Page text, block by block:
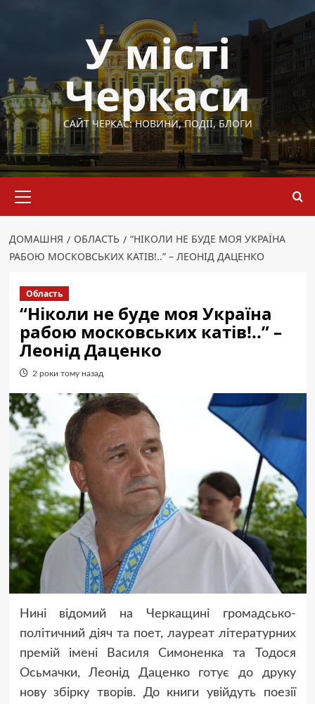
У місті
Черкаси
САЙТ ЧЕРКАС: НОВИНИ, ПОДІЇ, БЛОГИ
меню
ДОМАШНЯ ОБЛАСТЬ
“НІКОЛИ НЕ БУДЕ МОЯ УКРАЇНА
РАБОЮ МОСКОВСЬКИХ КАТІВ!..” – ЛЕОНІД ДАЦЕНКО
Область
“Ніколи не буде моя Україна
рабою московських катів!..” –
Леонід Даценко
2 роки тому назад
Нині відомий на Черкащині громадсько-
політичний діяч та поет, лауреат літературних
премій імені Василя Симоненка та Тодося
Осьмачки, Леонід Даценко готує до друку
нову збірку творів. До книги увійдуть поезії